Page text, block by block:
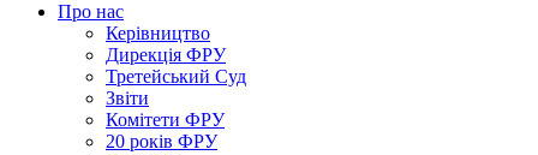
Про нас
Керівництво
Дирекція ФРУ
Третейський Суд
Звіти
Комітети ФРУ
20 років ФРУ